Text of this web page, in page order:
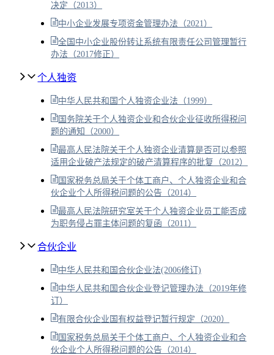
决定（2013）
中小企业发展专项资金管理办法（2021）
全国中小企业股份转让系统有限责任公司管理暂行
办法（2017修正）
个人独资
中华人民共和国个人独资企业法（1999）
国务院关于个人独资企业和合伙企业征收所得税问
题的通知（2000）
最高人民法院关于个人独资企业清算是否可以参照
适用企业破产法规定的破产清算程序的批复（2012）
国家税务总局关于个体工商户、个人独资企业和合
伙企业个人所得税问题的公告（2014）
最高人民法院研究室关于个人独资企业员工能否成
为职务侵占罪主体问题的复函（2011）
合伙企业
中华人民共和国合伙企业法(2006修订)
中华人民共和国合伙企业登记管理办法（2019年修
订）
有限合伙企业国有权益登记暂行规定（2020）
国家税务总局关于个体工商户、个人独资企业和合
伙企业个人所得税问题的公告（2014）